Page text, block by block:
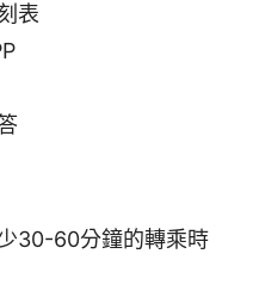
表
30-60分鐘的轉乘時